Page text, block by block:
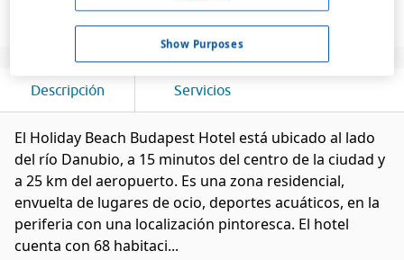
Descripción Servicios
El Holiday Beach Budapest Hotel está ubicado al lado
del río Danubio, a 15 minutos del centro de la ciudad y
a 25 km del aeropuerto. Es una zona residencial,
envuelta de lugares de ocio, deportes acuáticos, en la
periferia con una localización pintoresca. El hotel
cuenta con 68 habitaci...
Show Purposes